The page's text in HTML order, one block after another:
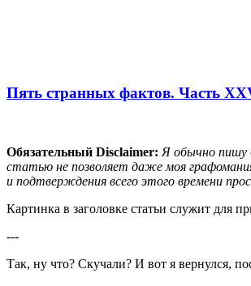
Пять странных фактов. Часть
Обязательный Disclaimer: Я обычно пишу
статью не позволяет даже моя
и подтверждения всего этого времени
Картинка в заголовке статьи служит для
---
Так, ну что? Скучали? И вот я вернулся,